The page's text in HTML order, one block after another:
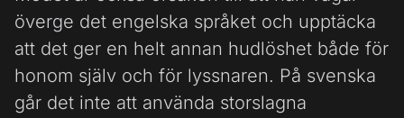
överge det engelska språket och upptäcka
att det ger en helt annan hudlöshet både för
honom själv och för lyssnaren. På svenska
går det inte att använda storslagna